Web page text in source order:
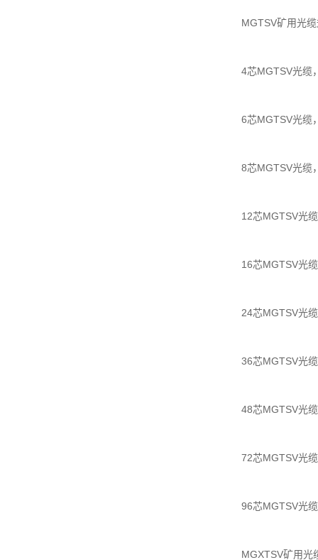
MGTSV矿用光
4芯MGTSV光缆
6芯MGTSV光缆
8芯MGTSV光缆
12芯MGTSV光
16芯MGTSV光
24芯MGTSV光
36芯MGTSV光
48芯MGTSV光
72芯MGTSV光
96芯MGTSV光
MGXTSV矿用光